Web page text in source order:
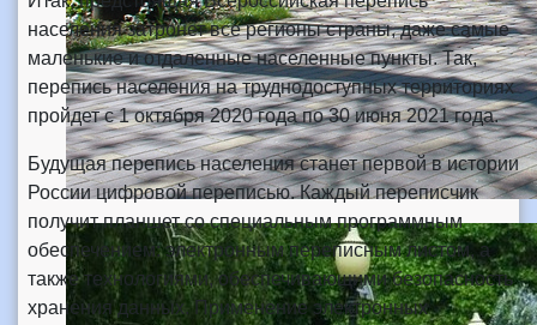
населения затронет все регионы страны, даже самые
маленькие и отдаленные населенные пункты. Так,
перепись населения на труднодоступных территориях
пройдет с 1 октября 2020 года по 30 июня 2021 года.
Будущая перепись населения станет первой в истории
России цифровой переписью. Каждый переписчик
получит планшет со специальным программным
обеспечением: электронным переписным листом, а
также технологиями, обеспечивающими безопасность
хранения данных. Применение электронных